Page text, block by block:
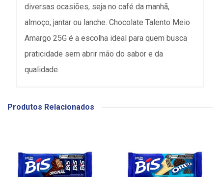
diversas ocasiões, seja no café da manhã,
almoço, jantar ou lanche. Chocolate Talento Meio
Amargo 25G é a escolha ideal para quem busca
praticidade sem abrir mão do sabor e da
qualidade.
Produtos Relacionados